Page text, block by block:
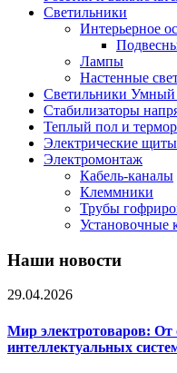
Светильники
Интерьерное
Лампы
Настенные
Светильники
Стабилизаторы
Теплый пол и
Электрические щиты
Электромонтаж
Кабель-каналы
Клеммники
Трубы
Установочные
Наши новости
29.04.2026
Мир электротоваров: От
интеллектуальных